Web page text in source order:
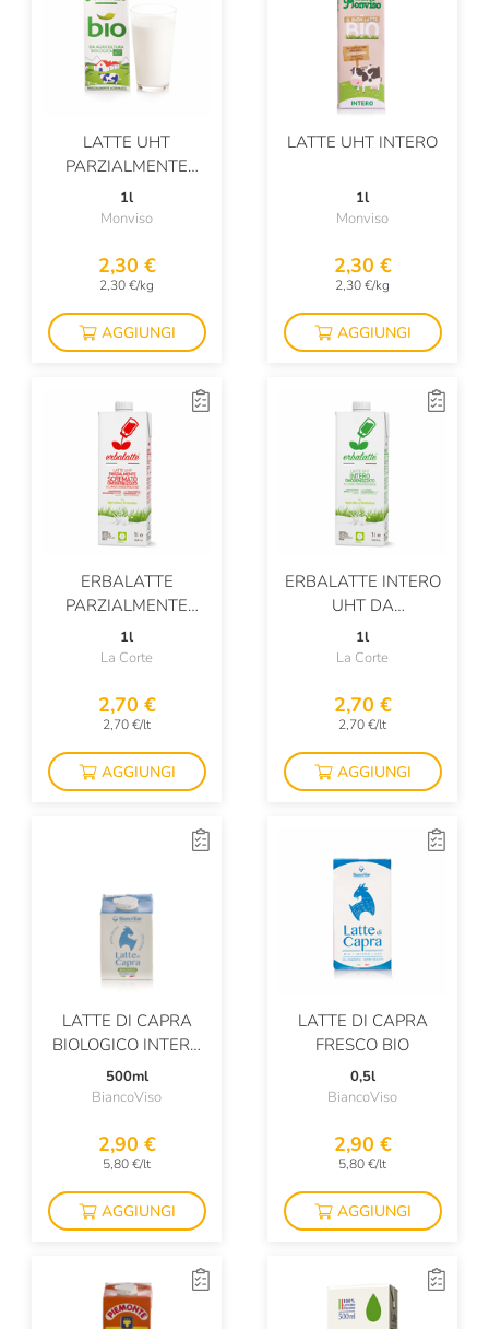
LATTE UHT
PARZIALMENTE
SCREMATO
1l
Monviso
2,30 €
2,30 €/kg
AGGIUNGI
LATTE UHT INTERO
1l
Monviso
2,30 €
2,30 €/kg
AGGIUNGI
ERBALATTE
PARZIALMENTE
SCREMATO UHT DA
AGRICOLTURA
1l
La Corte
2,70 €
2,70 €/lt
AGGIUNGI
ERBALATTE INTERO
UHT DA
AGRICOLTURA
SIMBIOTICA
1l
La Corte
2,70 €
2,70 €/lt
AGGIUNGI
LATTE DI CAPRA
BIOLOGICO INTERO
UHT
500ml
BiancoViso
2,90 €
5,80 €/lt
AGGIUNGI
LATTE DI CAPRA
FRESCO BIO
0,5l
BiancoViso
2,90 €
5,80 €/lt
AGGIUNGI